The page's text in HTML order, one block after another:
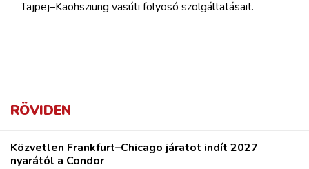
Tajpej–Kaohsziung vasúti folyosó szolgáltatásait.
RÖVIDEN
Közvetlen Frankfurt–Chicago járatot indít 2027
nyarától a Condor